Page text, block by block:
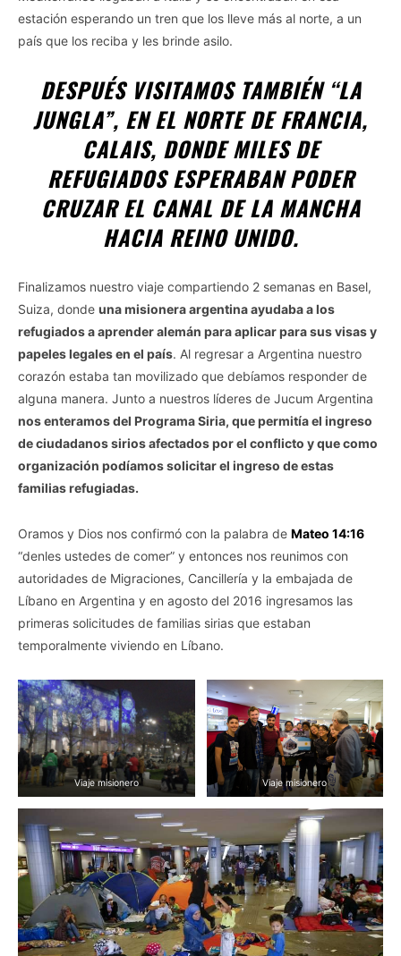
estación esperando un tren que los lleve más al norte, a un
país que los reciba y les brinde asilo.
DESPUÉS VISITAMOS TAMBIÉN“LA
JUNGLA”, EN EL NORTE DE FRANCIA,
CALAIS, DONDE MILES DE
REFUGIADOS ESPERABAN PODER
CRUZAR EL CANAL DE LA MANCHA
HACIA REINO UNIDO.
Finalizamos nuestro viaje compartiendo 2 semanas en Basel,
Suiza, donde una misionera argentina ayudaba a los
refugiados a aprender alemán para aplicar para sus visas y
papeles legales en el país. Al regresar a Argentina nuestro
corazón estaba tan movilizado que debíamos responder de
alguna manera. Junto a nuestros líderes de Jucum Argentina
nos enteramos del Programa Siria, que permitía el ingreso
de ciudadanos sirios afectados por el conflicto y que como
organización podíamos solicitar el ingreso de estas
familias refugiadas.
Oramos y Dios nos confirmó con la palabra de Mateo 14:16
“denles ustedes de comer” y entonces nos reunimos con
autoridades de Migraciones, Cancillería y la embajada de
Líbano en Argentina y en agosto del 2016 ingresamos las
primeras solicitudes de familias sirias que estaban
temporalmente viviendo en Líbano.
Viaje misionero Viaje misionero